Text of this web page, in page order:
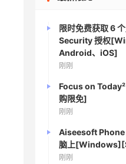
限时免费获取 6
Security 授权
Android、iOS]
刚刚
Focus on
购限免]
刚刚
Aiseesoft Phone
脑上
刚刚